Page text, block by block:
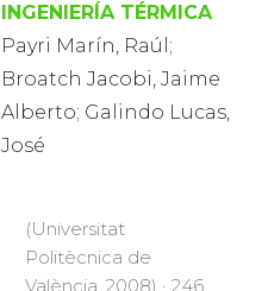
INGENIERÍA TÉRMICA
Payri Marín, Raúl;
Broatch Jacobi, Jaime
Alberto; Galindo Lucas,
José
(Universitat
Politècnica de
València, 2008) · 246